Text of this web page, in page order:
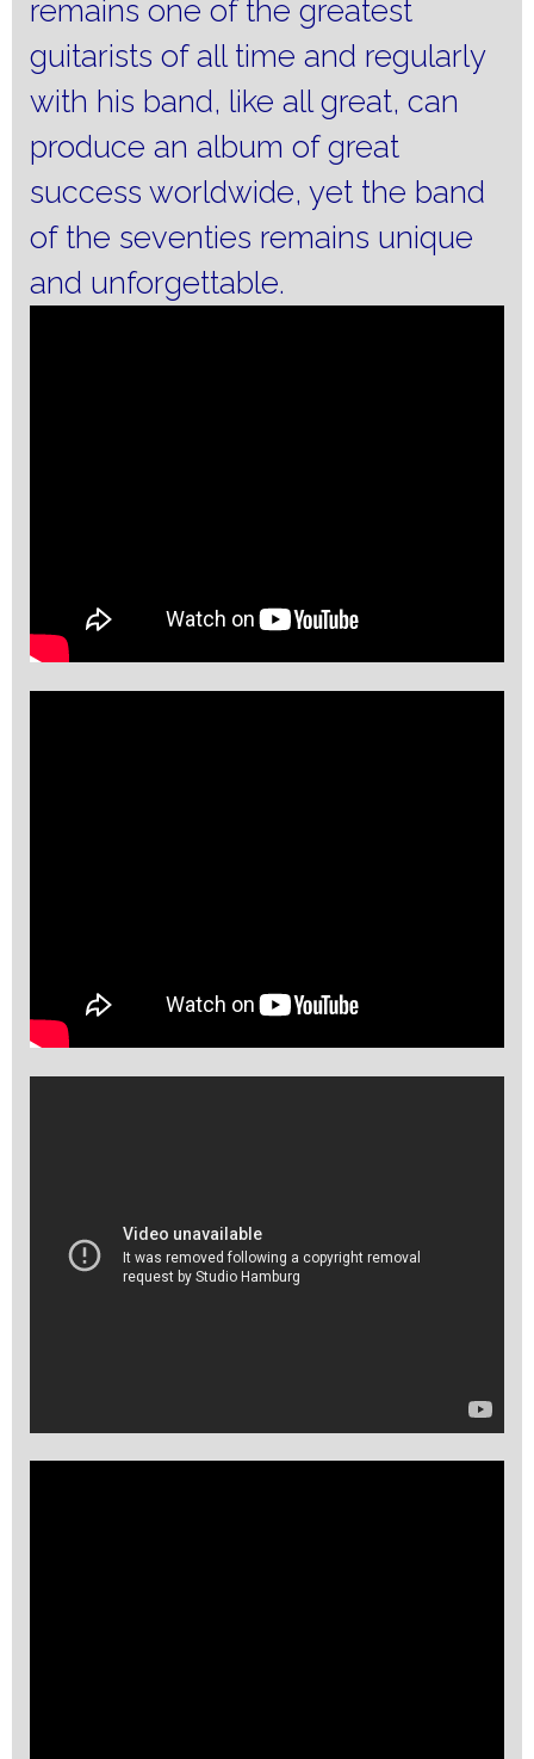
remains one of the greatest
guitarists of all time and regularly
with his band, like all great, can
produce an album of great
success worldwide, yet the band
of the seventies remains unique
and unforgettable.